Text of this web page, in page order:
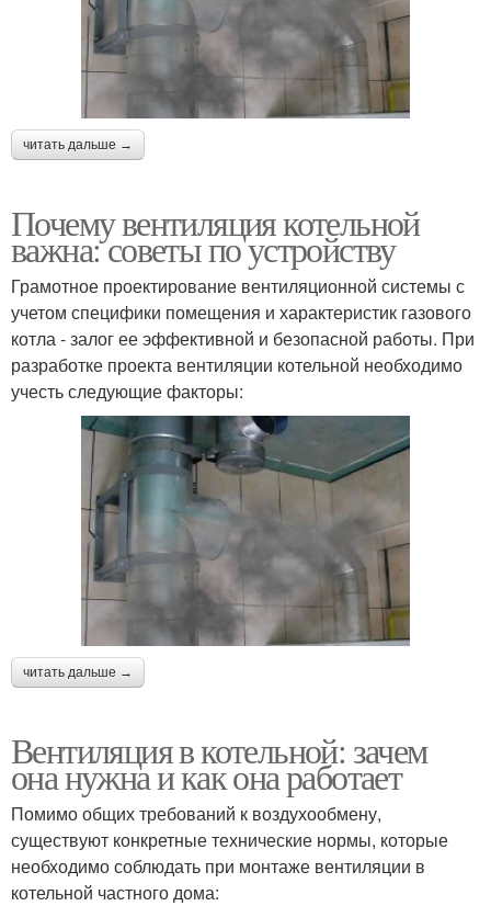
читать дальше →
Почему вентиляция котельной
важна: советы по устройству
Грамотное проектирование вентиляционной системы с
учетом специфики помещения и характеристик газового
котла - залог ее эффективной и безопасной работы. При
разработке проекта вентиляции котельной необходимо
учесть следующие факторы:
читать дальше →
Вентиляция в котельной: зачем
она нужна и как она работает
Помимо общих требований к воздухообмену,
существуют конкретные технические нормы, которые
необходимо соблюдать при монтаже вентиляции в
котельной частного дома: